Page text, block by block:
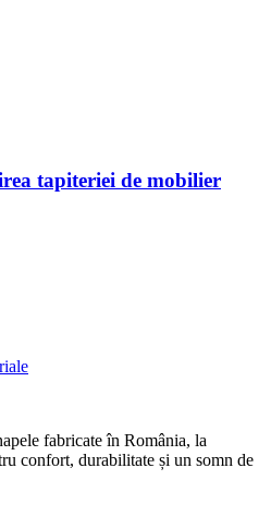
tapiteriei de mobilier
fabricate în România, la
confort, durabilitate și un somn de